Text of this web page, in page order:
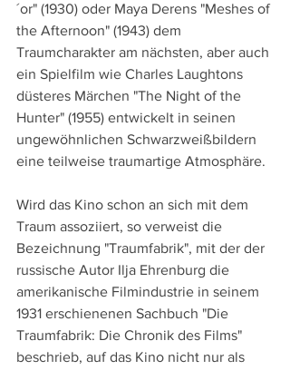
´or" (1930) oder Maya Derens "Meshes of
the Afternoon" (1943) dem
Traumcharakter am nächsten, aber auch
ein Spielfilm wie Charles Laughtons
düsteres Märchen "The Night of the
Hunter" (1955) entwickelt in seinen
ungewöhnlichen Schwarzweißbildern
eine teilweise traumartige Atmosphäre.
Wird das Kino schon an sich mit dem
Traum assoziiert, so verweist die
Bezeichnung "Traumfabrik", mit der der
russische Autor Ilja Ehrenburg die
amerikanische Filmindustrie in seinem
1931 erschienenen Sachbuch "Die
Traumfabrik: Die Chronik des Films"
beschrieb, auf das Kino nicht nur als